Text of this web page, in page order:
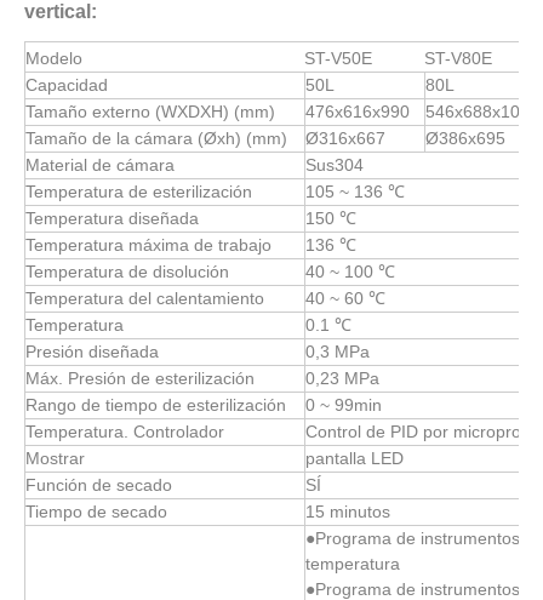
vertical:
Modelo ST-V50E ST-V80E
Capacidad
50L 80L
Tamaño externo (WXDXH) (mm)
476x616x990 546x688x1030
Tamaño de la cámara (Øxh) (mm)
Ø316x667 Ø386x695
Material de cámara
Sus304
Temperatura de esterilización
105 ~ 136 ℃
Temperatura diseñada
150 ℃
Temperatura máxima de trabajo
136 ℃
Temperatura de disolución
40 ~ 100 ℃
Temperatura del calentamiento
40 ~ 60 ℃
Temperatura
0.1 ℃
Presión diseñada
0,3 MPa
Máx. Presión de esterilización
0,23 MPa
Rango de tiempo de esterilización
0 ~ 99min
Temperatura. Controlador
Control de PID por
Mostrar
pantalla LED
Función de secado
SÍ
Tiempo de secado
15 minutos
●Programa de instrumentos
temperatura
●Programa de instrumentos